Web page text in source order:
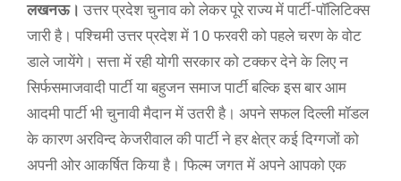
लखनऊ। उत्तर प्रदेश चुनाव को लेकर पूरे राज्य में पार्टी-पाॅलिटिक्स
जारी है। पश्चिमी उत्तर प्रदेश में 10 फरवरी को पहले चरण के वोट
डाले जायेंगे। सत्ता में रही योगी सरकार को टक्कर देने के लिए न
सिर्फसमाजवादी पार्टी या बहुजन समाज पार्टी बल्कि इस बार आम
आदमी पार्टी भी चुनावी मैदान में उतरी है। अपने सफल दिल्ली मॉडल
के कारण अरविन्द केजरीवाल की पार्टी ने हर क्षेत्र कई दिग्गजों को
अपनी ओर आकर्षित किया है। फिल्म जगत में अपने आपको एक